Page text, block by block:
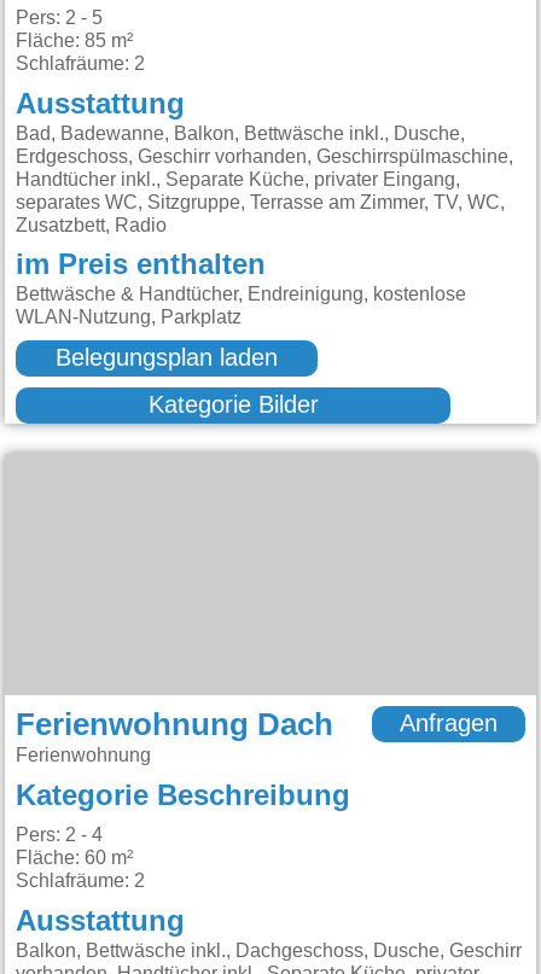
Pers: 2 - 5
Fläche: 85 m²
Schlafräume: 2
Ausstattung
Bad, Badewanne, Balkon, Bettwäsche inkl., Dusche,
Erdgeschoss, Geschirr vorhanden, Geschirrspülmaschine,
Handtücher inkl., Separate Küche, privater Eingang,
separates WC, Sitzgruppe, Terrasse am Zimmer, TV, WC,
Zusatzbett, Radio
im Preis enthalten
Bettwäsche & Handtücher, Endreinigung, kostenlose
WLAN-Nutzung, Parkplatz
Belegungsplan laden
Kategorie Bilder
Ferienwohnung Dach
Ferienwohnung
Anfragen
Kategorie Beschreibung
Pers: 2 - 4
Fläche: 60 m²
Schlafräume: 2
Ausstattung
Balkon, Bettwäsche inkl., Dachgeschoss, Dusche, Geschirr